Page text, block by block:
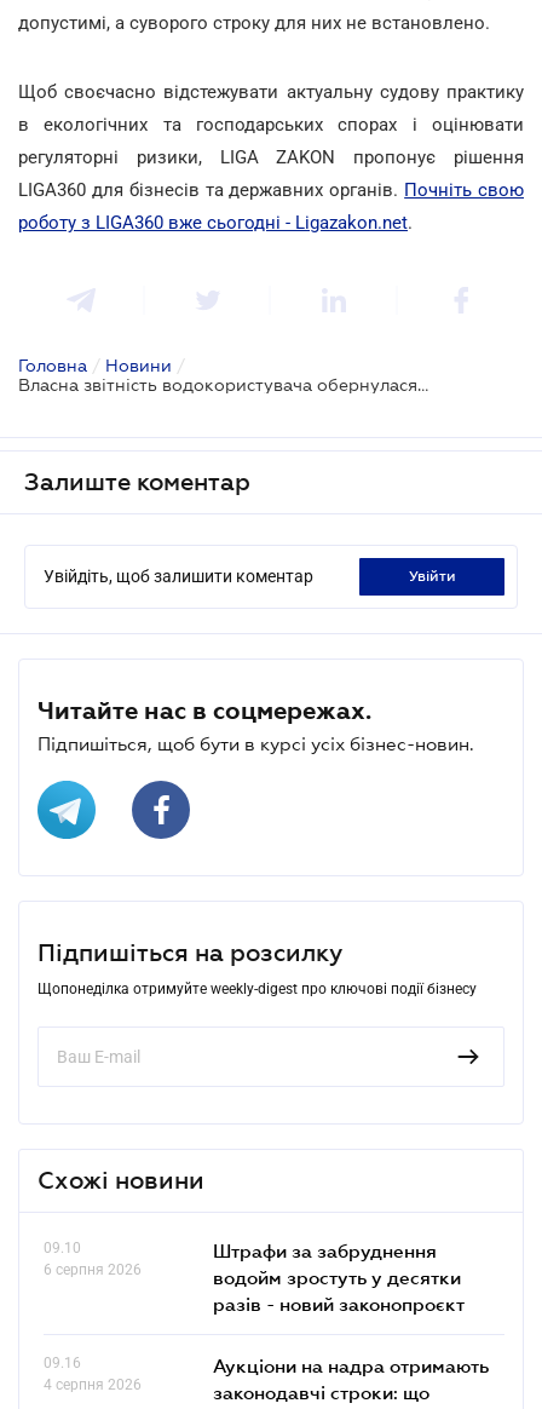
допустимі, а суворого строку для них не встановлено.
Щоб своєчасно відстежувати актуальну судову практику
в екологічних та господарських спорах і оцінювати
регуляторні ризики, LIGA ZAKON пропонує рішення
LIGA360 для бізнесів та державних органів. Почніть свою
роботу з LIGA360 вже сьогодні - Ligazakon.net.
Головна / Новини /
Власна звітність водокористувача обернулася стягненням 1,6 млн грн
Залиште коментар
Увійдіть, щоб залишити коментар увійти
Читайте нас в соцмережах.
Підпишіться, щоб бути в курсі усіх бізнес-новин.
Підпишіться на розсилку
Щопонеділка отримуйте weekly-digest про ключові події бізнесу
Схожі новини
09.10
6 серпня 2026
Штрафи за забруднення
водойм зростуть у десятки
разів - новий законопроєкт
09.16
4 серпня 2026
Аукціони на надра отримають
законодавчі строки: що